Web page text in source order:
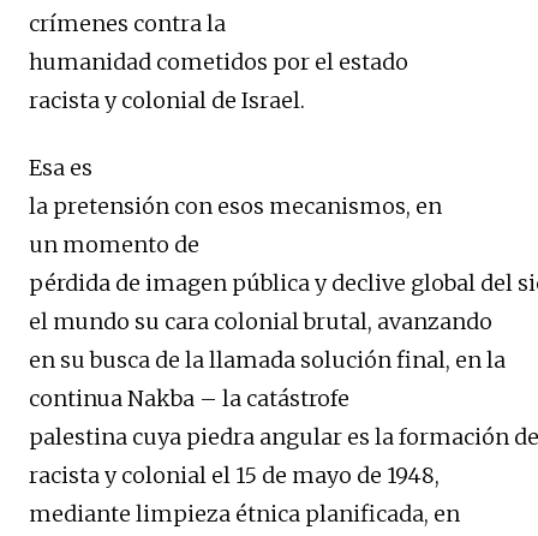
crímenes contra la
humanidad cometidos por el estado
racista y colonial de Israel.
Esa es
la pretensión con esos mecanismos, en
un momento de
pérdida de imagen pública y declive global del
el mundo su cara colonial brutal, avanzando
en su busca de la llamada solución final, en la
continua Nakba – la catástrofe
palestina cuya piedra angular es la formación
racista y colonial el 15 de mayo de 1948,
mediante limpieza étnica planificada, en